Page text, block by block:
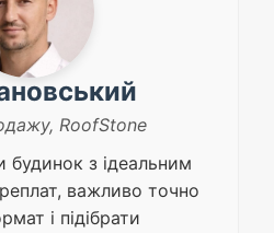
, RoofStone
будинок з ідеальним
важливо точно
і підібрати